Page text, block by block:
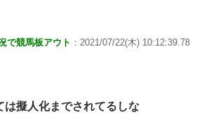
で競馬板アウト ：2021/07/22(木) 10:12:39.78
は擬人化までされてるしな